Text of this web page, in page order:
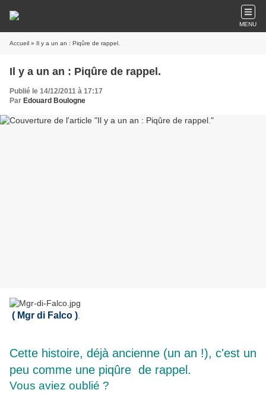
MENU
Accueil » Il y a un an : Piqûre de rappel.
Il y a un an : Piqûre de rappel.
Publié le 14/12/2011 à 17:17
Par Edouard Boulogne
( Mgr di Falco )
Cette histoire, déjà ancienne (un an !), c'est un
peu comme une piqûre de rappel.
Vous aviez oublié ?